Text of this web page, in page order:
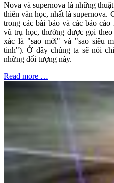
Nova và supernova là những
thiên văn học, nhất là supernova.
trong các bài báo và các báo
vũ trụ học, thường được gọi
xác là "sao mới" và "sao siêu
tinh"). Ở đây chúng ta sẽ nói
những đối tượng này.
Read more …